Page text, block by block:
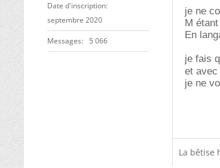
Date d'inscription
septembre 2020
Messages 5 066
je ne
M
En
je fais
et
je ne
La bêtise